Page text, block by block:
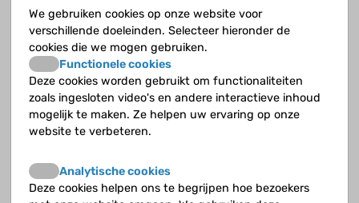
opgegroeid op een woonboot. Ik was net begonnen met
studeren toen mijn ouders zeiden dat ik niet meer alleen
mocht zwemmen. Met epilepsie mag je niet zwemmen in
open water, koud water kan een aanval opwekken. Daar
hadden we best wel discussies over. Ik vond dat maar suf.
Daarin was en ben ik nog steeds niet echt verantwoordelijk.
Dat is ook iets wat ik heb meegekregen van thuis, lekker veel
sporten. Onbewust doe ik dat om mijn hoofd te legen.
Je hebt wel zorgen?
Ja, en die heb ik nog steeds. Over mijn ogen vooral nu.
We gebruiken cookies op onze website voor
verschillende doeleinden. Selecteer hieronder de
cookies die we mogen gebruiken.
Functionele cookies
Deze cookies worden gebruikt om functionaliteiten
zoals ingesloten video's en andere interactieve inhoud
mogelijk te maken. Ze helpen uw ervaring op onze
website te verbeteren.
Analytische cookies
Deze cookies helpen ons te begrijpen hoe bezoekers